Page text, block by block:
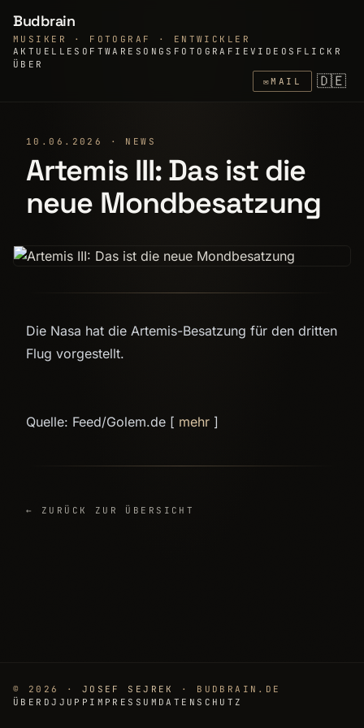
Budbrain
MUSIKER · FOTOGRAF · ENTWICKLER
AKTUELLE SOFTWARE SONGS FOTOGRAFIEVIDEOS FLICKR
ÜBER
✉MAIL 🇩🇪
10.06.2026 · NEWS
Artemis III: Das ist die
neue Mondbesatzung
Die Nasa hat die Artemis-Besatzung für den dritten
Flug vorgestellt.
Quelle: Feed/Golem.de [ mehr ]
← ZURÜCK ZUR ÜBERSICHT
© 2026 · JOSEF SEJREK
· BUDBRAIN.DE
ÜBER DJJUPP IMPRESSUM DATENSCHUTZ